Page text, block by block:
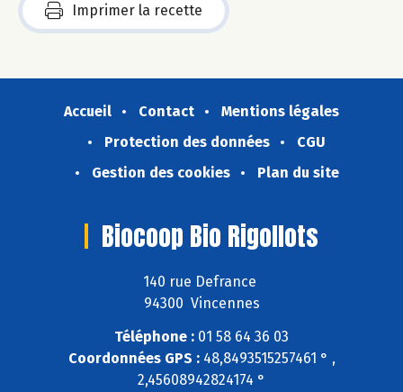
Imprimer la recette
Accueil Contact
Mentions légales
Protection des données
CGU
Gestion des cookies
Plan du site
Biocoop Bio Rigollots
140 rue Defrance
94300 Vincennes
Téléphone : 01 58 64 36 03
Coordonnées GPS :48,8493515257461 ° ,
2,45608942824174 °